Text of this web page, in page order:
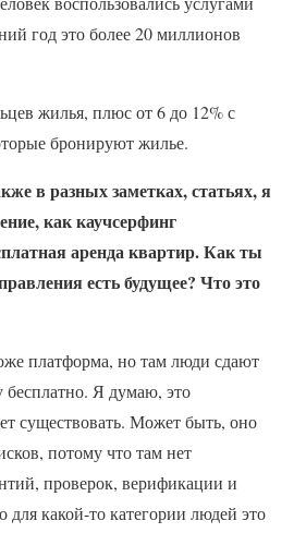
год это более 20 миллионов
жилья, плюс от 6 до 12% с
бронируют жилье.
в разных заметках, статьях, я
как каучсерфинг
аренда квартир. Как ты
есть будущее? Что это
платформа, но там люди сдают
бесплатно. Я думаю, это
существовать. Может быть, оно
потому что там нет
проверок, верификации и
какой-то категории людей это